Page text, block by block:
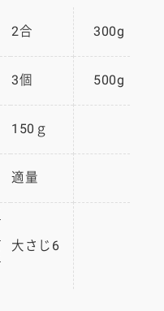
2合 300g
3個 500g
150ｇ
適量
大さじ6